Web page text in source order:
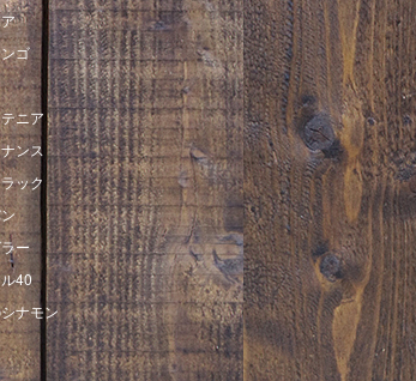
ゴ
ニア
ンス
ック
ー
40
ナモン